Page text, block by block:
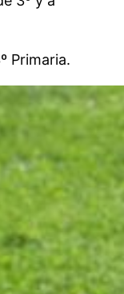
Primaria.